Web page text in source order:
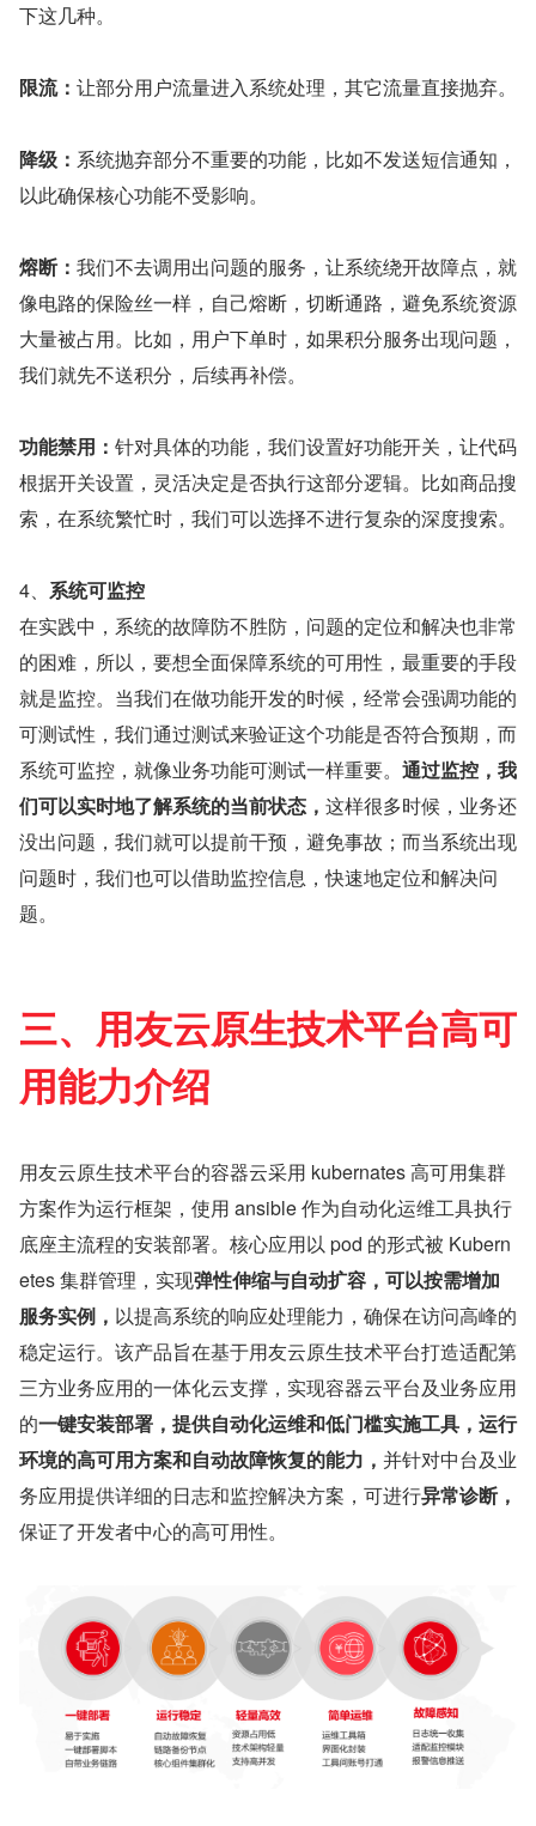
下这几种。
限流： 让部分用户流量进入系统处理，其它流量直接抛弃。
降级： 系统抛弃部分不重要的功能，比如不发送短信通知，
以此确保核心功能不受影响。
熔断： 我们不去调用出问题的服务，让系统绕开故障点，就
像电路的保险丝一样，自己熔断，切断通路，避免系统资源
大量被占用。比如，用户下单时，如果积分服务出现问题，
我们就先不送积分，后续再补偿。
功能禁用： 针对具体的功能，我们设置好功能开关，让代码
根据开关设置，灵活决定是否执行这部分逻辑。比如商品搜
索，在系统繁忙时，我们可以选择不进行复杂的深度搜索。
4、 系统可监控
在实践中，系统的故障防不胜防，问题的定位和解决也非常
的困难，所以，要想全面保障系统的可用性，最重要的手段
就是监控。当我们在做功能开发的时候，经常会强调功能的
可测试性，我们通过测试来验证这个功能是否符合预期，而
系统可监控，就像业务功能可测试一样重要。 通过监控，我
们可以实时地了解系统的当前状态， 这样很多时候，业务还
没出问题，我们就可以提前干预，避免事故；而当系统出现
问题时，我们也可以借助监控信息，快速地定位和解决问
题。
三、用友云原生技术平台高可
用能力介绍
用友云原生技术平台的容器云采用 kubernates 高可用集群
方案作为运行框架，使用 ansible 作为自动化运维工具执行
底座主流程的安装部署。核心应用以 pod 的形式被 Kubern
etes 集群管理，实现弹性伸缩与自动扩容，可以按需增加
服务实例， 以提高系统的响应处理能力，确保在访问高峰的
稳定运行。该产品旨在基于用友云原生技术平台打造适配第
三方业务应用的一体化云支撑，实现容器云平台及业务应用
的一键安装部署，提供自动化运维和低门槛实施工具，运行
环境的高可用方案和自动故障恢复的能力， 并针对中台及业
务应用提供详细的日志和监控解决方案，可进行异常诊断，
保证了开发者中心的高可用性。